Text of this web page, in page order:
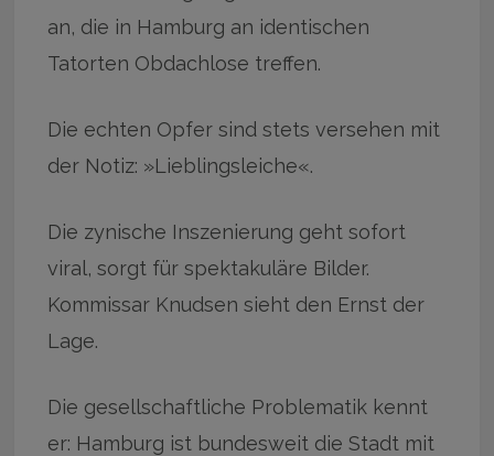
an, die in Hamburg an identischen
Tatorten Obdachlose treffen.
Die echten Opfer sind stets versehen mit
der Notiz: »Lieblingsleiche«.
Die zynische Inszenierung geht sofort
viral, sorgt für spektakuläre Bilder.
Kommissar Knudsen sieht den Ernst der
Lage.
Die gesellschaftliche Problematik kennt
er: Hamburg ist bundesweit die Stadt mit